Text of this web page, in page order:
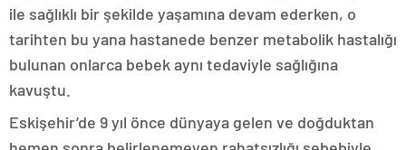
ile sağlıklı bir şekilde yaşamına devam ederken, o
tarihten bu yana hastanede benzer metabolik hastalığı
bulunan onlarca bebek aynı tedaviyle sağlığına
kavuştu.
Eskişehir’de 9 yıl önce dünyaya gelen ve doğduktan